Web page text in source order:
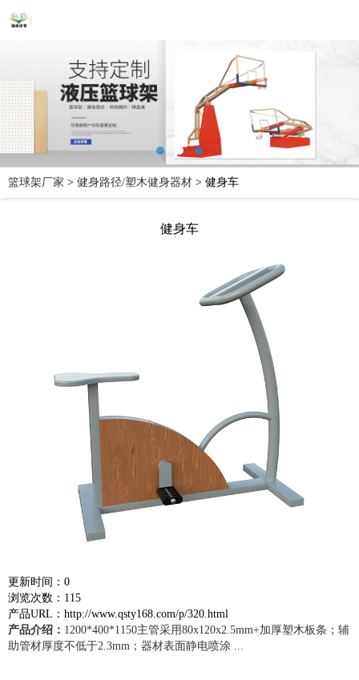
篮球架厂家 > 健身路径/塑木健身器材 > 健身车
健身车
更新时间：0
浏览次数：115
产品URL：http://www.qsty168.com/p/320.html
产品介绍： 1200*400*1150主管采用80x120x2.5mm+加厚塑木板条；辅
助管材厚度不低于2.3mm；器材表面静电喷涂 ...